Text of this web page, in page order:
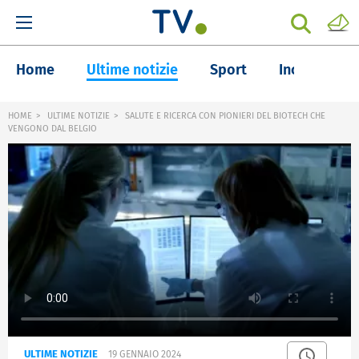
Home Ultime notizie Sport Inchieste
HOME ULTIME NOTIZIE
SALUTE E RICERCA CON PIONIERI DEL BIOTECH CHE
VENGONO DAL BELGIO
ULTIME NOTIZIE 19 GENNAIO 2024